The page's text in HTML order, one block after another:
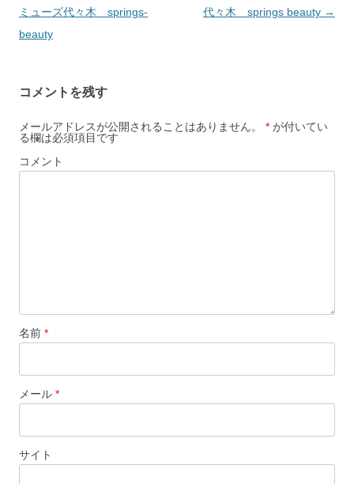
ゲ
ー
ン
ミューズ代々木 springs-
beauty
代々木 springs beauty →
コメントを残す
メールアドレスが公開されることはありません。 * が付いてい
る欄は必須項目です
コメント
名前 *
メール *
サイト